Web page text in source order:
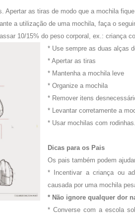
Apertar as tiras de modo que a mochila fique
a utilização de uma mochila, faça o
10/15% do peso corporal, ex.: criança
* Use sempre as duas alças
* Apertar as tiras
* Mantenha a mochila leve
* Organize a mochila
* Remover itens
* Levantar corretamente a
* Usar mochilas com rodinhas.
Dicas para os Pais
Os pais também podem
* Incentivar a criança ou
causada por uma mochila
* Não ignore qualquer dor
* Converse com a escola